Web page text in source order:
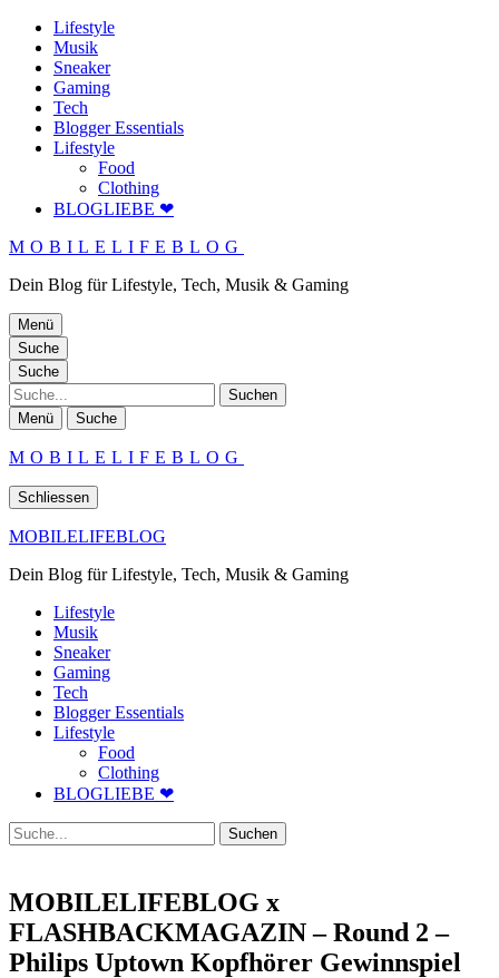
Lifestyle
Musik
Sneaker
Gaming
Tech
Blogger Essentials
Lifestyle
Food
Clothing
BLOGLIEBE ❤
MOBILELIFEBLOG
Dein Blog für Lifestyle, Tech, Musik & Gaming
Menü
Suche
Suche
Suche
Menü Suche
MOBILELIFEBLOG
Schliessen
MOBILELIFEBLOG
Dein Blog für Lifestyle, Tech, Musik & Gaming
Lifestyle
Musik
Sneaker
Gaming
Tech
Blogger Essentials
Lifestyle
Food
Clothing
BLOGLIEBE ❤
Suche
MOBILELIFEBLOG x
FLASHBACKMAGAZIN – Round 2 –
Philips Uptown Kopfhörer Gewinnspiel